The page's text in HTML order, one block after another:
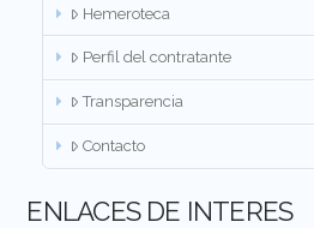
Hemeroteca
Perfil del contratante
Transparencia
Contacto
ENLACES DE INTERES